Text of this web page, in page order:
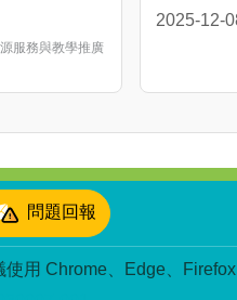
服務與教學推廣
2025-12-
問題回報
用 Chrome、Edge、